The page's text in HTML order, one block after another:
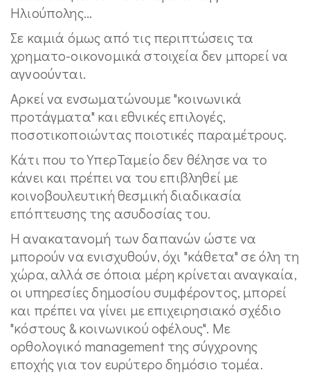
Ηλιούπολης...
Σε καμιά όμως από τις περιπτώσεις τα
χρηματο-οικονομικά στοιχεία δεν μπορεί να
αγνοούνται.
Αρκεί να ενσωματώνουμε "κοινωνικά
προτάγματα" και εθνικές επιλογές,
ποσοτικοποιώντας ποιοτικές παραμέτρους.
Κάτι που το ΥπερΤαμείο δεν θέλησε να το
κάνει και πρέπει να του επιβληθεί με
κοινοβουλευτική θεσμική διαδικασία
επόπτευσης της ασυδοσίας του.
Η ανακατανομή των δαπανών ώστε να
μπορούν να ενισχυθούν, όχι "κάθετα" σε όλη τη
χώρα, αλλά σε όποια μέρη κρίνεται αναγκαία,
οι υπηρεσίες δημοσίου συμφέροντος, μπορεί
και πρέπει να γίνει με επιχειρησιακό σχέδιο
"κόστους & κοινωνικού οφέλους". Με
ορθολογικό management της σύγχρονης
εποχής για τον ευρύτερο δημόσιο τομέα.